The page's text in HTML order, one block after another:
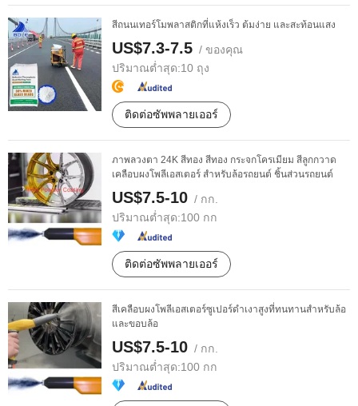
สีถนนเทอร์โมพลาสติกที่แห้งเร็ว ต้มง่าย และสะท้อนแสง
US$7.3-7.5 / ของคุณ
ปริมาณต่ำสุด:10 ถุง
ติดต่อซัพพลายเออร์
ภาพลวงตา 24K สีทอง สีทอง กระจกโครเมียม สีลูกกวาด
เคลือบผงโพลีเอสเตอร์ สำหรับล้อรถยนต์ ชิ้นส่วนรถยนต์
US$7.5-10 / กก.
ปริมาณต่ำสุด:100 กก
ติดต่อซัพพลายเออร์
สีเคลือบผงโพลีเอสเตอร์ซูเปอร์ดำเงาสูงที่ทนทานสำหรับล้อ
และขอบล้อ
US$7.5-10 / กก.
ปริมาณต่ำสุด:100 กก